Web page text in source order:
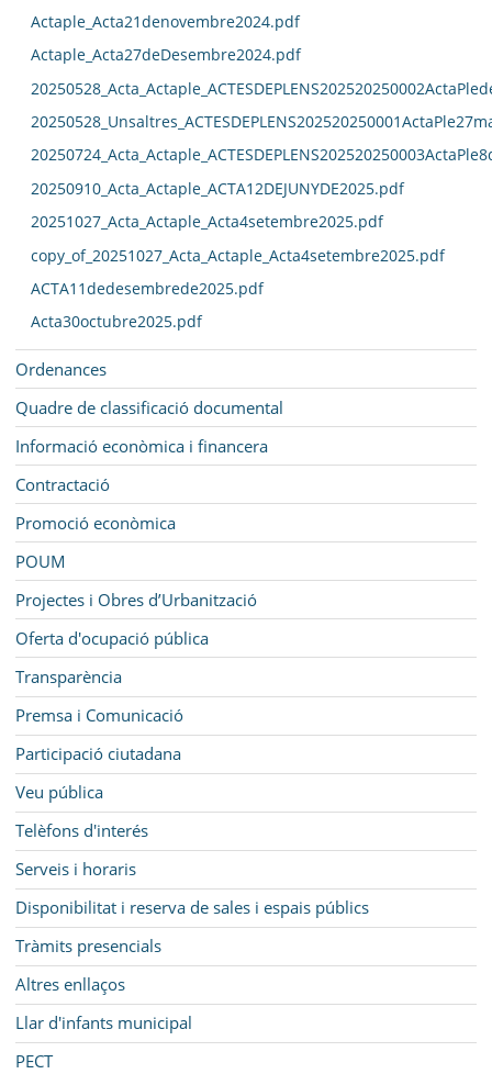
Actaple_Acta21denovembre2024.pdf
Actaple_Acta27deDesembre2024.pdf
20250910_Acta_Actaple_ACTA12DEJUNYDE2025.pdf
20251027_Acta_Actaple_Acta4setembre2025.pdf
copy_of_20251027_Acta_Actaple_Acta4setembre2025.pdf
ACTA11dedesembrede2025.pdf
Acta30octubre2025.pdf
Ordenances
Quadre de classificació documental
Informació econòmica i financera
Contractació
Promoció econòmica
POUM
Projectes i Obres d’Urbanització
Oferta d'ocupació pública
Transparència
Premsa i Comunicació
Participació ciutadana
Veu pública
Telèfons d'interés
Serveis i horaris
Disponibilitat i reserva de sales i espais públics
Tràmits presencials
Altres enllaços
Llar d'infants municipal
PECT